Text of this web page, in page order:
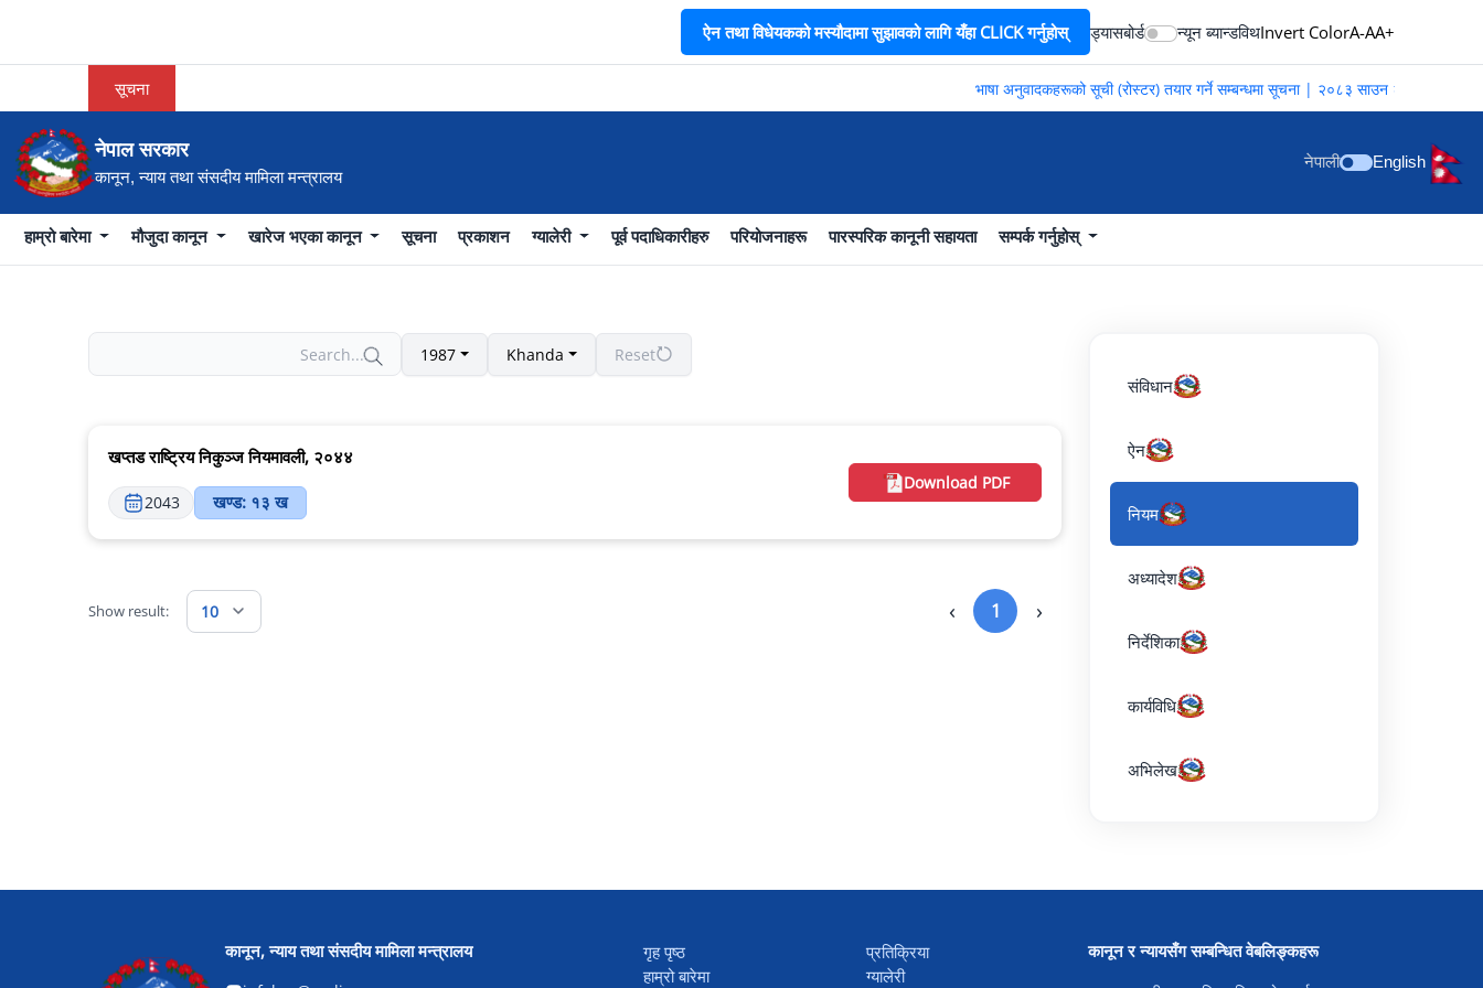
ऐन तथा विधेयकको मस्यौदामा सुझावको लागि यँहा CLICK गर्नुहोस् ड्यासबोर्ड न्यून ब्यान्डविथInvert ColorA-AA+
सूचना भाषा अनुवादकहरूको सूची (रोस्टर) तयार गर्ने सम्बन्धमा सूचना | २०८३ साउन २०
नेपाल सरकार
कानून, न्याय तथा संसदीय मामिला मन्त्रालय
नेपाली English
हाम्रो बारेमा मौजुदा कानून खारेज भएका कानून सूचना प्रकाशन ग्यालेरी पूर्व पदाधिकारीहरु परियोजनाहरू पारस्परिक कानूनी सहायता सम्पर्क गर्नुहोस्
संविधान
ऐन
नियम
अध्यादेश
निर्देशिका
कार्यविधि
अभिलेख
1987 Khanda Reset
खप्तड राष्ट्रिय निकुञ्ज नियमावली, २०४४
2043 खण्ड: १३ ख
Download PDF
Show result: 10 ‹ 1 ›
कानून, न्याय तथा संसदीय मामिला मन्त्रालय
गृह पृष्ठ
हाम्रो बारेमा
प्रतिक्रिया
ग्यालेरी
कानून र न्यायसँग सम्बन्धित वेबलिङ्कहरू